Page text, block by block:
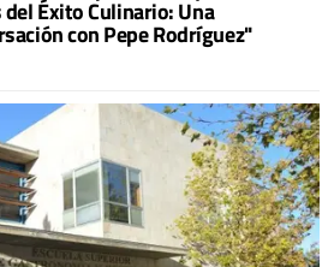
del Éxito Culinario: Una
con Pepe Rodríguez"